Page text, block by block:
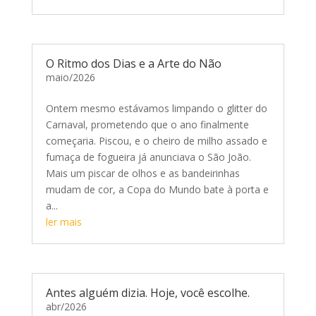
O Ritmo dos Dias e a Arte do Não
maio/2026
Ontem mesmo estávamos limpando o glitter do
Carnaval, prometendo que o ano finalmente
começaria. Piscou, e o cheiro de milho assado e
fumaça de fogueira já anunciava o São João.
Mais um piscar de olhos e as bandeirinhas
mudam de cor, a Copa do Mundo bate à porta e
a...
ler mais
Antes alguém dizia. Hoje, você escolhe.
abr/2026